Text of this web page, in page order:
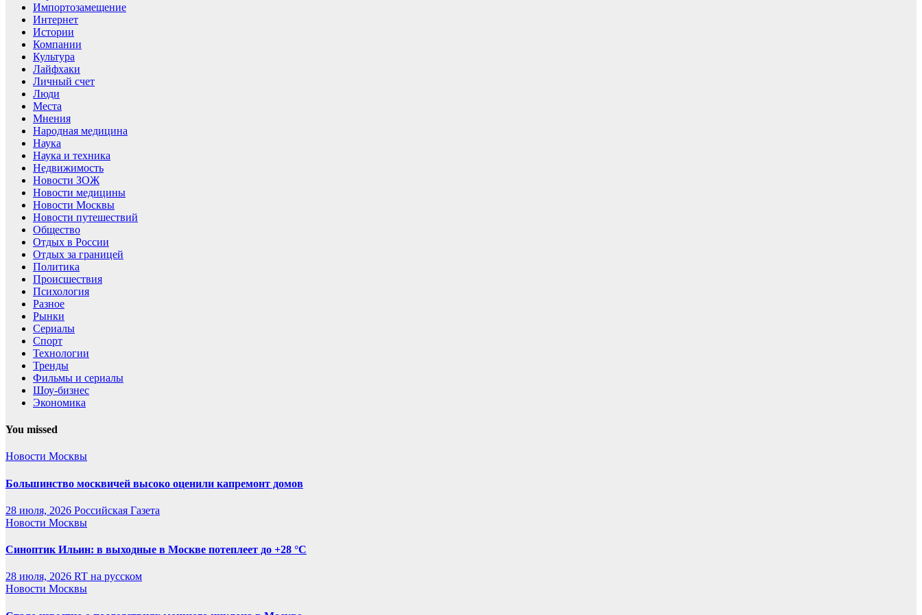
Импортозамещение
Интернет
Истории
Компании
Культура
Лайфхаки
Личный счет
Люди
Места
Мнения
Народная медицина
Наука
Наука и техника
Недвижимость
Новости ЗОЖ
Новости медицины
Новости Москвы
Новости путешествий
Общество
Отдых в России
Отдых за границей
Политика
Происшествия
Психология
Разное
Рынки
Сериалы
Спорт
Технологии
Тренды
Фильмы и сериалы
Шоу-бизнес
Экономика
You missed
Новости Москвы
Большинство москвичей высоко оценили капремонт домов
28 июля, 2026 Российская Газета
Новости Москвы
Синоптик Ильин: в выходные в Москве потеплеет до +28 °C
28 июля, 2026 RT на русском
Новости Москвы